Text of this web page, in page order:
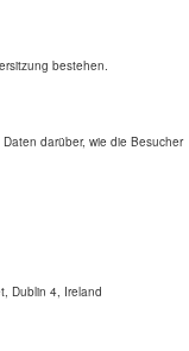
bestehen.
darüber, wie die Besucher
Dublin 4, Ireland